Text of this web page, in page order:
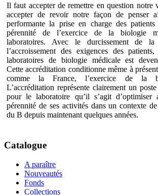
Il faut accepter de remettre en question notre
accepter de revoir notre façon de penser
performante la prise en charge des
pérennité de l’exercice de la biologie
laboratoires. Avec le durcissement de la
l’accroissement des exigences des
laboratoires de biologie médicale est
Cette accréditation conditionne même à
comme la France, l’exercice de la
L’accréditation représente clairement un
pour le laboratoire qu’il s’agit
pérennité de ses activités dans un contexte
du B depuis maintenant quelques années.
Catalogue
A paraître
Nouveautés
Fonds
Collections